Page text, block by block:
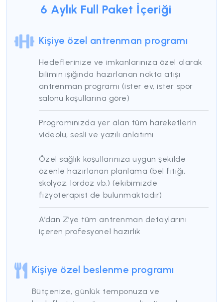
6 Aylık Full Paket
+2 AY HEDİYE
Hemen Başla
6 Aylık Full Paket İçeriği
Kişiye özel antrenman programı
Hedeflerinize ve imkanlarınıza özel olarak
bilimin ışığında hazırlanan nokta atışı
antrenman programı (ister ev, ister spor
salonu koşullarına göre)
Programınızda yer alan tüm hareketlerin
videolu, sesli ve yazılı anlatımı
Özel sağlık koşullarınıza uygun şekilde
özenle hazırlanan planlama (bel fıtığı,
skolyoz, lordoz vb.) (ekibimizde
fizyoterapist de bulunmaktadır)
A’dan Z’ye tüm antrenman detaylarını
içeren profesyonel hazırlık
Kişiye özel beslenme programı
Bütçenize, günlük temponuza ve